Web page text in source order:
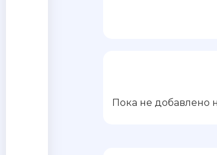
Пока не добавлено